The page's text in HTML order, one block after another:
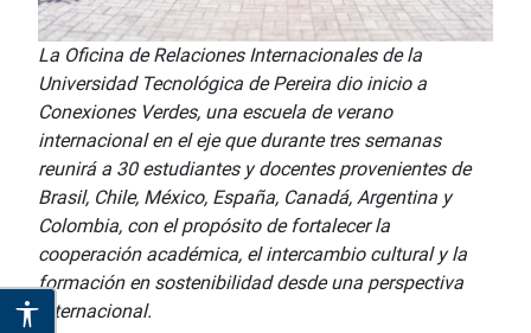
La Oficina de Relaciones Internacionales de la
Universidad Tecnológica de Pereira dio inicio a
Conexiones Verdes, una escuela de verano
internacional en el eje que durante tres semanas
reunirá a 30 estudiantes y docentes provenientes de
Brasil, Chile, México, España, Canadá, Argentina y
Colombia, con el propósito de fortalecer la
cooperación académica, el intercambio cultural y la
formación en sostenibilidad desde una perspectiva
internacional.